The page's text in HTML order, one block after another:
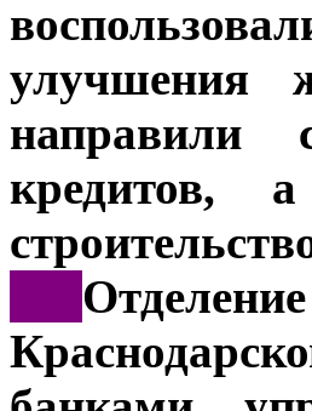
улучшения
направили